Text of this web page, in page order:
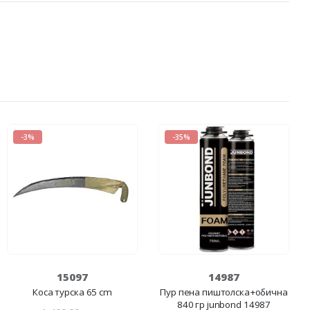
-3%
15097
Коса турска 65 cm
-35%
14987
Пур пена пиштолска+обична
840 гр junbond 14987